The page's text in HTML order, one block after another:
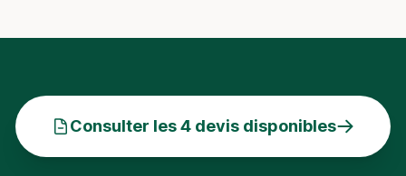
Consulter les 4 devis disponibles